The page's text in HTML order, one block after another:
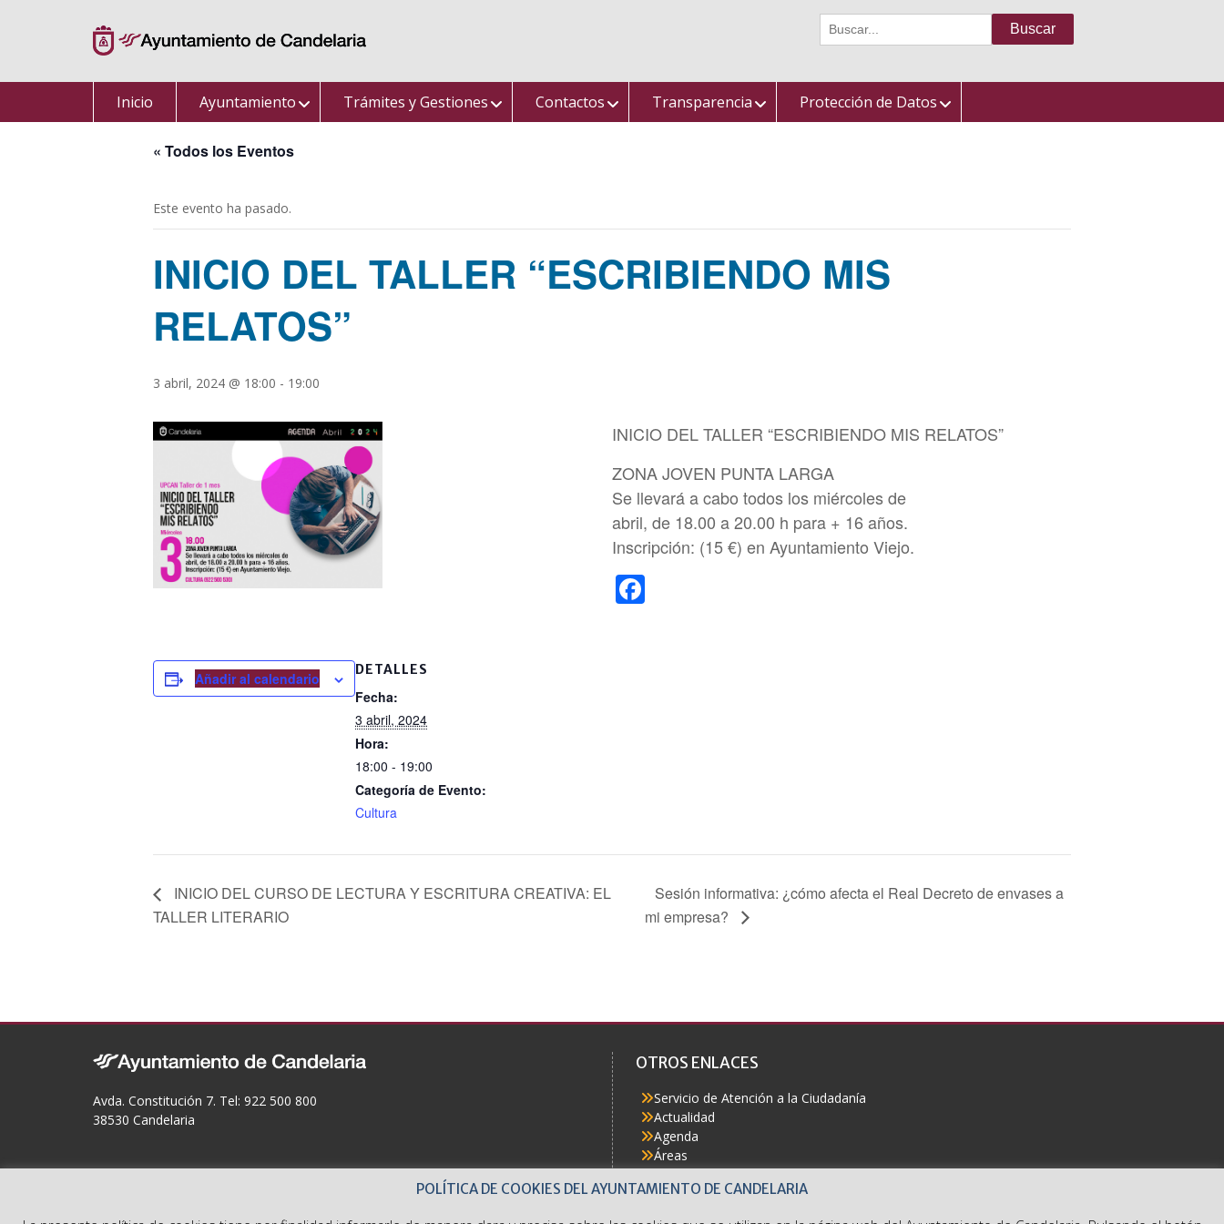
Buscar:
Inicio Ayuntamiento Trámites y Gestiones Contactos Transparencia Protección de Datos
« Todos los Eventos
Este evento ha pasado.
INICIO DEL TALLER “ESCRIBIENDO MIS
RELATOS”
3 abril, 2024 @ 18:00 - 19:00
INICIO DEL TALLER “ESCRIBIENDO MIS RELATOS”
ZONA JOVEN PUNTA LARGA
Se llevará a cabo todos los miércoles de
abril, de 18.00 a 20.00 h para + 16 años.
Inscripción: (15 €) en Ayuntamiento Viejo.
Añadir al calendario DETALLES
Fecha:
3 abril, 2024
Hora:
18:00 - 19:00
Categoría de Evento:
Cultura
INICIO DEL CURSO DE LECTURA Y ESCRITURA CREATIVA: EL
TALLER LITERARIO
Sesión informativa: ¿cómo afecta el Real Decreto de envases a
mi empresa?
Avda. Constitución 7. Tel: 922 500 800
38530 Candelaria
OTROS ENLACES
Servicio de Atención a la Ciudadanía
Actualidad
Agenda
Áreas
Buzón del Ciudadano
Accesibilidad
POLÍTICA DE COOKIES DEL AYUNTAMIENTO DE CANDELARIA